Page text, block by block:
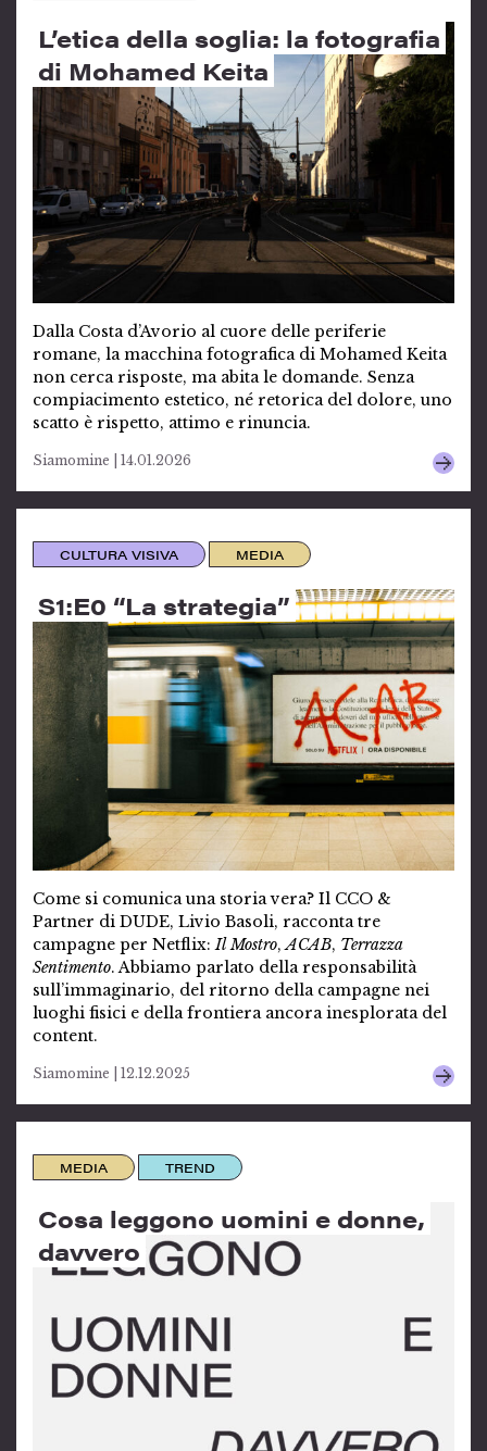
L’etica della soglia: la fotografia
di Mohamed Keita
Dalla Costa d’Avorio al cuore delle periferie
romane, la macchina fotografica di Mohamed Keita
non cerca risposte, ma abita le domande. Senza
compiacimento estetico, né retorica del dolore, uno
scatto è rispetto, attimo e rinuncia.
Siamomine | 14.01.2026
CULTURA VISIVA MEDIA
S1:E0 “La strategia”
Come si comunica una storia vera? Il CCO &
Partner di DUDE, Livio Basoli, racconta tre
campagne per Netflix: Il Mostro, ACAB, Terrazza
Sentimento. Abbiamo parlato della responsabilità
sull’immaginario, del ritorno della campagne nei
luoghi fisici e della frontiera ancora inesplorata del
content.
Siamomine | 12.12.2025
MEDIA TREND
Cosa leggono uomini e donne,
davvero